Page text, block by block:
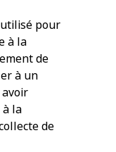
pour
à la
de
à un
la
de